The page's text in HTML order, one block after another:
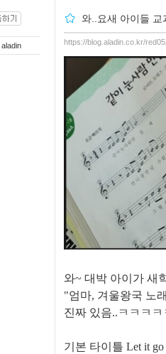
aladin
와..요새 아이들 교
https://blog.aladin.co.kr/
와~ 대박 아이가 새
"엄마, 겨울왕국 노
진짜 있음..ㅋㅋㅋㅋ
기본 타이틀 Let it